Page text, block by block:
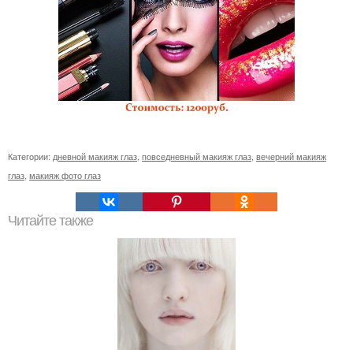
Категории: дневной макияж глаз повседневный макияж глаз вечерний макияж
глаз макияж фото глаз
Читайте также